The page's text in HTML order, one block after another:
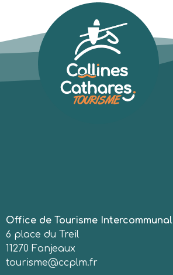
Office de Tourisme Intercommunal
6 place du Treil
11270 Fanjeaux
tourisme@ccplm.fr